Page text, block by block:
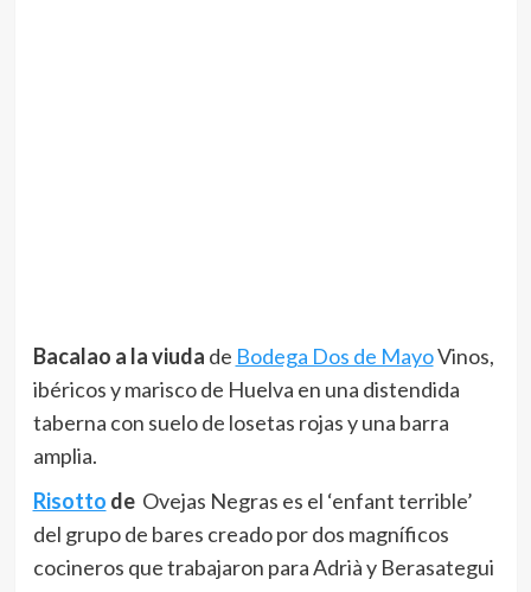
Bacalao a la viuda de Bodega Dos de MayoVinos,
ibéricos y marisco de Huelva en una distendida
taberna con suelo de losetas rojas y una barra
amplia.
Risotto de Ovejas Negras es el ‘enfant terrible’
del grupo de bares creado por dos magníficos
cocineros que trabajaron para Adrià y Berasategui